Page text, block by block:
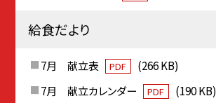
給食だより
7月 献立表 PDF
(266 KB)
7月 献立カレンダー
PDF
(190 KB)